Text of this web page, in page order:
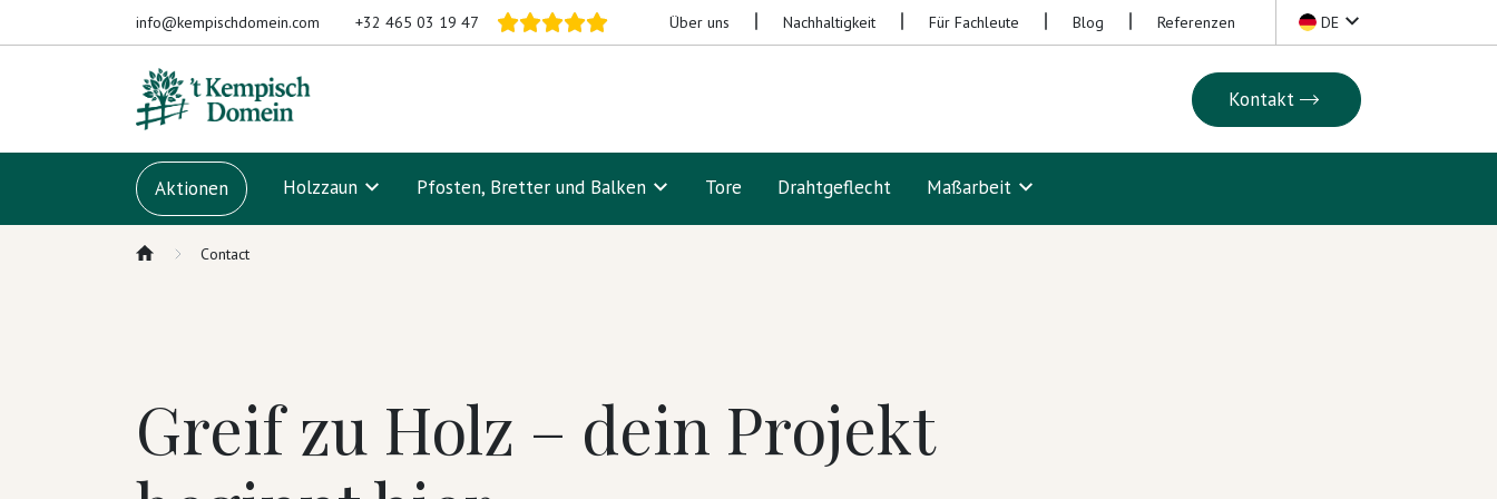
Zum Inhalt springen
Kontakt
Aktionen Holzzaun Pfosten, Bretter und Balken Tore Drahtgeflecht Maßarbeit
info@kempischdomein.com +32 465 03 19 47 Über uns Nachhaltigkeit Für Fachleute Blog Referenzen DE
Contact
Greif zu Holz – dein Projekt